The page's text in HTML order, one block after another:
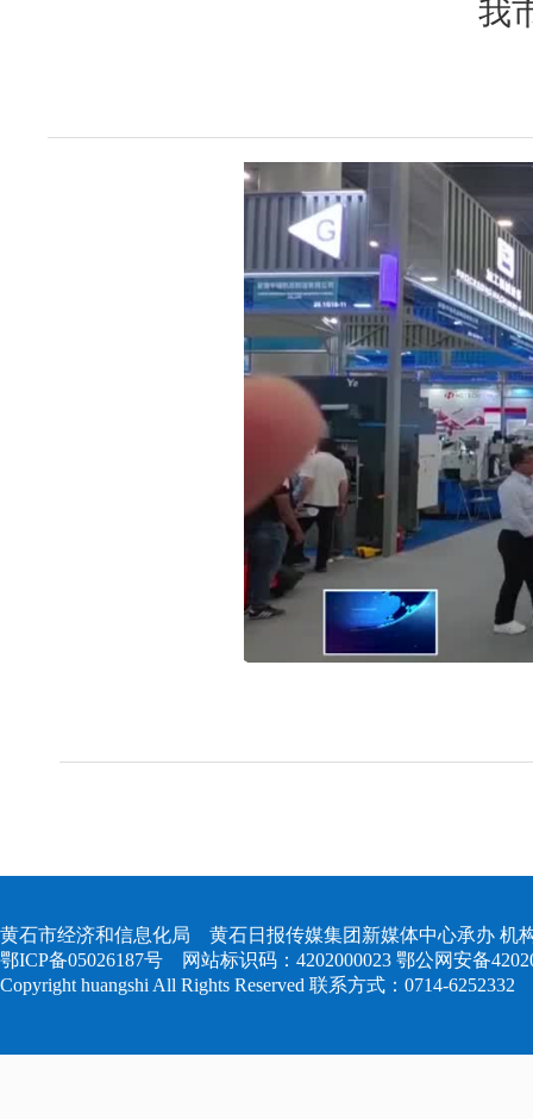
我
黄石市经济和信息化局 黄石日报传媒集团新媒体中心承办 机
鄂ICP备05026187号 网站标识码：4202000023 鄂公网安备
Copyright huangshi All Rights Reserved 联系方式：0714-6252332